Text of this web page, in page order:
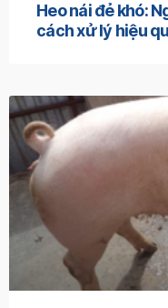
Heo nái đẻ khó:
cách xử lý hiệu